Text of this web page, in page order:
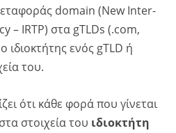
domain (New Inter-
– IRTP) στα gTLDs (.com,
ιδιοκτήτης ενός gTLD ή
του.
ότι κάθε φορά που γίνεται
στα στοιχεία του ιδιοκτήτη